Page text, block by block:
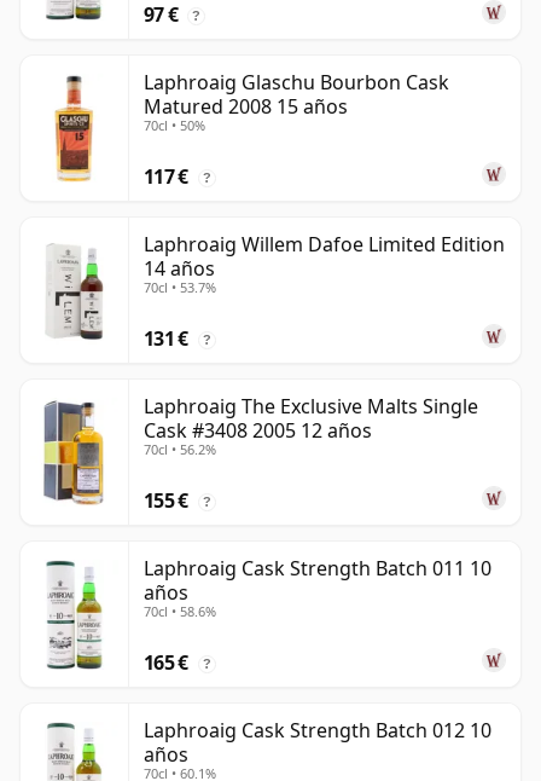
97 € ?
Laphroaig Glaschu Bourbon Cask
Matured 2008 15 años
70cl • 50%
117 € ?
Laphroaig Willem Dafoe Limited Edition
14 años
70cl • 53.7%
131 € ?
Laphroaig The Exclusive Malts Single
Cask #3408 2005 12 años
70cl • 56.2%
155 € ?
Laphroaig Cask Strength Batch 011 10
años
70cl • 58.6%
165 € ?
Laphroaig Cask Strength Batch 012 10
años
70cl • 60.1%